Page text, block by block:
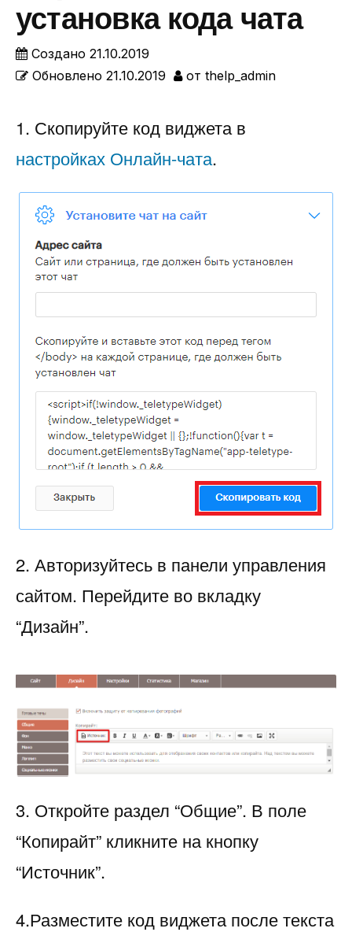
установка кода чата
Создано 21.10.2019
Обновлено 21.10.2019 от thelp_admin
1. Скопируйте код виджета в
настройках Онлайн-чата.
2. Авторизуйтесь в панели управления
сайтом. Перейдите во вкладку
“Дизайн”.
3. Откройте раздел “Общие”. В поле
“Копирайт” кликните на кнопку
“Источник”.
4.Разместите код виджета после текста